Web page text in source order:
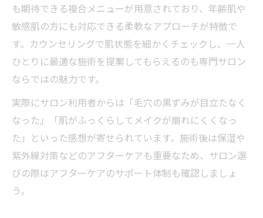
も期待できる複合メニューが用意されており、年齢肌や
敏感肌の方にも対応できる柔軟なアプローチが特徴で
す。カウンセリングで肌状態を細かくチェックし、一人
ひとりに最適な施術を提案してもらえるのも専門サロン
ならではの魅力です。
実際にサロン利用者からは「毛穴の黒ずみが目立たなく
なった」「肌がふっくらしてメイクが崩れにくくなっ
た」といった感想が寄せられています。施術後は保湿や
紫外線対策などのアフターケアも重要なため、サロン選
びの際はアフターケアのサポート体制も確認しましょ
う。